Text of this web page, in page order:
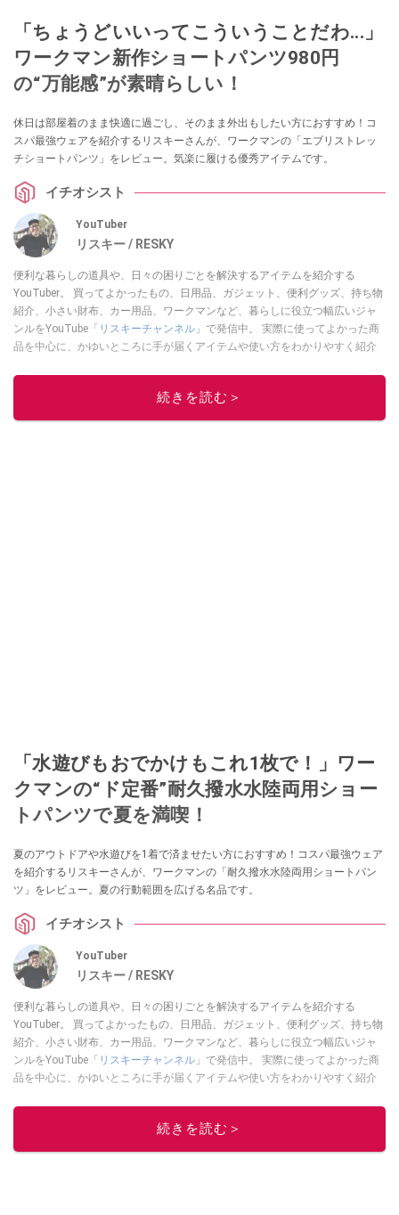
「ちょうどいいってこういうことだわ...」
ワークマン新作ショートパンツ980円
の“万能感”が素晴らしい！
休日は部屋着のまま快適に過ごし、そのまま外出もしたい方におすすめ！コ
スパ最強ウェアを紹介するリスキーさんが、ワークマンの「エブリストレッ
チショートパンツ」をレビュー。気楽に履ける優秀アイテムです。
イチオシスト
YouTuber
リスキー / RESKY
便利な暮らしの道具や、日々の困りごとを解決するアイテムを紹介する
YouTuber。 買ってよかったもの、日用品、ガジェット、便利グッズ、持ち物
紹介、小さい財布、カー用品、ワークマンなど、暮らしに役立つ幅広いジャ
ンルをYouTube「 リスキーチャンネル 」で発信中。 実際に使ってよかった商
品を中心に、かゆいところに手が届くアイテムや使い方をわかりやすく紹介
このイチオシストの他の記事を読む
続きを読む＞
「水遊びもおでかけもこれ1枚で！」ワー
クマンの“ド定番”耐久撥水水陸両用ショー
トパンツで夏を満喫！
夏のアウトドアや水遊びを1着で済ませたい方におすすめ！コスパ最強ウェア
を紹介するリスキーさんが、ワークマンの「耐久撥水水陸両用ショートパン
ツ」をレビュー。夏の行動範囲を広げる名品です。
イチオシスト
YouTuber
リスキー / RESKY
便利な暮らしの道具や、日々の困りごとを解決するアイテムを紹介する
YouTuber。 買ってよかったもの、日用品、ガジェット、便利グッズ、持ち物
紹介、小さい財布、カー用品、ワークマンなど、暮らしに役立つ幅広いジャ
ンルをYouTube「 リスキーチャンネル 」で発信中。 実際に使ってよかった商
品を中心に、かゆいところに手が届くアイテムや使い方をわかりやすく紹介
このイチオシストの他の記事を読む
続きを読む＞